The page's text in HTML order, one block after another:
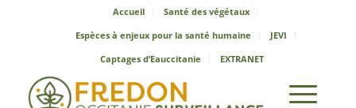
Accueil
Santé des végétaux
Espèces à enjeux pour la santé humaine
JEVI
Captages d’Eauccitanie
EXTRANET